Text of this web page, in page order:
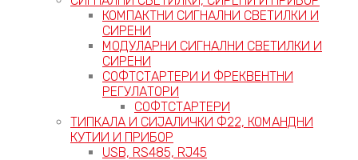
КОМПАКТНИ СИГНАЛНИ СВЕТИЛКИ И
СИРЕНИ
МОДУЛАРНИ СИГНАЛНИ СВЕТИЛКИ И
СИРЕНИ
СОФТСТАРТЕРИ И ФРЕКВЕНТНИ
РЕГУЛАТОРИ
СОФТСТАРТЕРИ
ТИПКАЛА И СИЈАЛИЧКИ Ф22, КОМАНДНИ
КУТИИ И ПРИБОР
USB, RS485, RJ45